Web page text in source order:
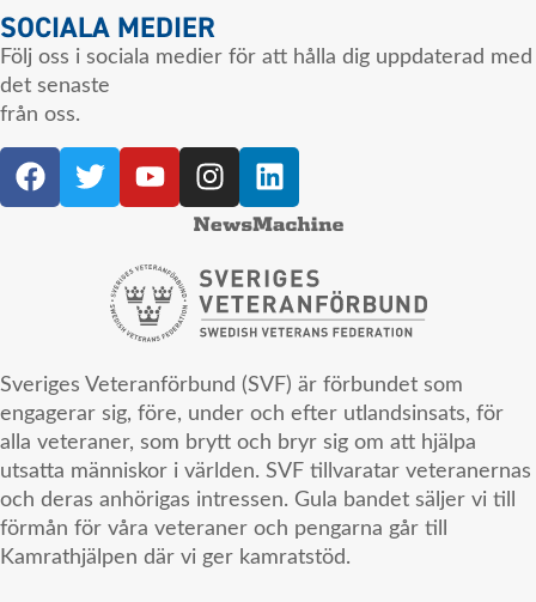
SOCIALA MEDIER
Följ oss i sociala medier för att hålla dig uppdaterad med
det senaste
från oss.
Sveriges Veteranförbund (SVF) är förbundet som
engagerar sig, före, under och efter utlandsinsats, för
alla veteraner, som brytt och bryr sig om att hjälpa
utsatta människor i världen. SVF tillvaratar veteranernas
och deras anhörigas intressen. Gula bandet säljer vi till
förmån för våra veteraner och pengarna går till
Kamrathjälpen där vi ger kamratstöd.